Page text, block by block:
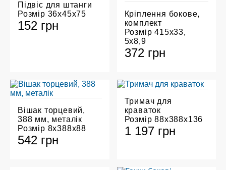
Підвіс для штанги
Розмір 36х45х75
152 грн
Кріплення бокове,
комплект
Розмір 415х33,
5х8,9
372 грн
Вішак торцевий,
388 мм, металік
Розмір 8х388х88
542 грн
Тримач для
краваток
Розмір 88х388х136
1 197 грн